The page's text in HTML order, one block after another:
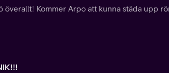
överallt! Kommer Arpo att kunna städa upp